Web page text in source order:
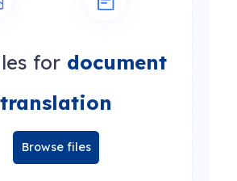
for document
translation
Browse files